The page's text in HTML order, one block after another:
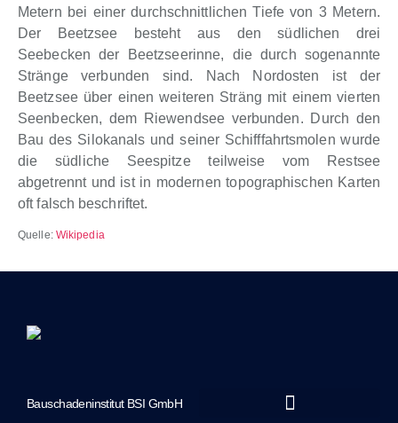
Metern bei einer durchschnittlichen Tiefe von 3 Metern.
Der Beetzsee besteht aus den südlichen drei
Seebecken der Beetzseerinne, die durch sogenannte
Stränge verbunden sind. Nach Nordosten ist der
Beetzsee über einen weiteren Sträng mit einem vierten
Seenbecken, dem Riewendsee verbunden. Durch den
Bau des Silokanals und seiner Schifffahrtsmolen wurde
die südliche Seespitze teilweise vom Restsee
abgetrennt und ist in modernen topographischen Karten
oft falsch beschriftet.
Quelle: Wikipedia
Bauschadeninstitut BSI GmbH